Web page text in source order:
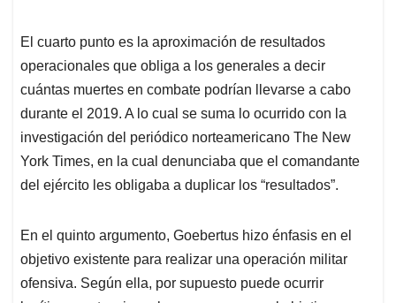
El cuarto punto es la aproximación de resultados
operacionales que obliga a los generales a decir
cuántas muertes en combate podrían llevarse a cabo
durante el 2019. A lo cual se suma lo ocurrido con la
investigación del periódico norteamericano The New
York Times, en la cual denunciaba que el comandante
del ejército les obligaba a duplicar los “resultados”.
En el quinto argumento, Goebertus hizo énfasis en el
objetivo existente para realizar una operación militar
ofensiva. Según ella, por supuesto puede ocurrir